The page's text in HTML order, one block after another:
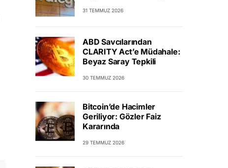
31 TEMMUZ 2026
ABD Savcılarından
CLARITY Act’e Müdahale:
Beyaz Saray Tepkili
30 TEMMUZ 2026
Bitcoin’de Hacimler
Geriliyor: Gözler Faiz
Kararında
29 TEMMUZ 2026